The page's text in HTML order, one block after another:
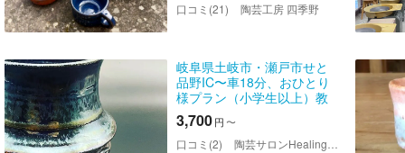
口コミ(21) 陶芸工房 四季野
岐阜県土岐市・瀬戸市せと
品野IC〜車18分、おひとり
様プラン（小学生以上）教
室貸切プラン電動ろくろ&手
びねり小物造り 2つの体験
が楽しめます 冷暖房完備
3,700円 〜
口コミ(2) 陶芸サロンHealingClay